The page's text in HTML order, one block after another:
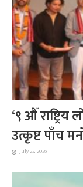
‘९ औँ राष्ट्रिय
उत्कृष्ट पाँच
July 22, 2026